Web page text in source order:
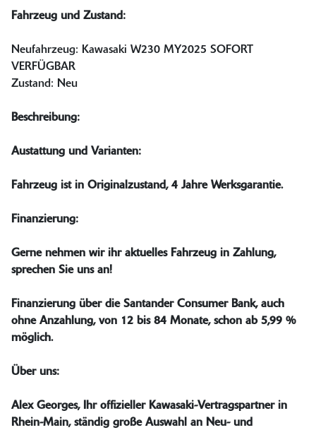
Fahrzeug und Zustand:
Neufahrzeug: Kawasaki W230 MY2025 SOFORT
VERFÜGBAR
Zustand: Neu
Beschreibung:
Austattung und Varianten:
Fahrzeug ist in Originalzustand, 4 Jahre Werksgarantie.
Finanzierung:
Gerne nehmen wir ihr aktuelles Fahrzeug in Zahlung,
sprechen Sie uns an!
Finanzierung über die Santander Consumer Bank, auch
ohne Anzahlung, von 12 bis 84 Monate, schon ab 5,99 %
möglich.
Über uns:
Alex Georges, Ihr offizieller Kawasaki-Vertragspartner in
Rhein-Main, ständig große Auswahl an Neu- und